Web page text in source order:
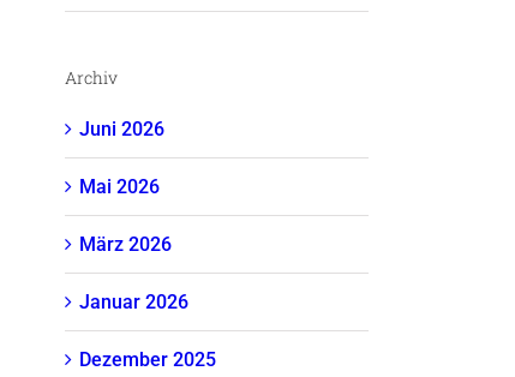
Archiv
Juni 2026
Mai 2026
März 2026
Januar 2026
Dezember 2025